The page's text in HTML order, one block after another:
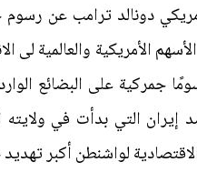
دونالد ترامب عن
الأمريكية والعالمية
جمركية على البضائع
التي بدأت في ولايته
لواشنطن أكبر